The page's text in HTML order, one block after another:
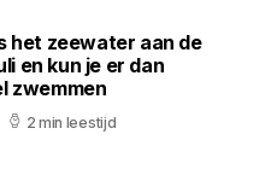
het zeewater aan de
en kun je er dan
zwemmen
2 min leestijd